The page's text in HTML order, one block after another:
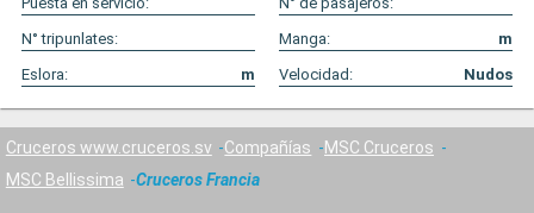
N° tripunlates:
Manga:
m
Eslora:
m Velocidad: Nudos
Cruceros www.cruceros.sv Compañías
MSC Cruceros
MSC Bellissima
Cruceros Francia